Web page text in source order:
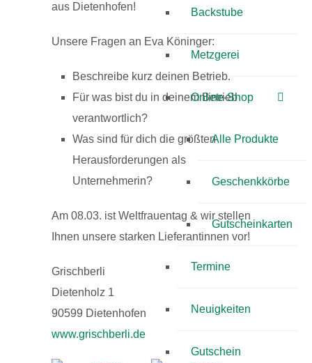
Backstube
Metzgerei
Online-Shop
Alle Produkte
Geschenkkörbe
Gutscheinkarten
Termine
Neuigkeiten
Gutschein
aus Dietenhofen!
Unsere Fragen an Eva Köninger:
Beschreibe kurz deinen Betrieb.
Für was bist du in deinem Betrieb
verantwortlich?
Was sind für dich die größten
Herausforderungen als
Unternehmerin?
Am 08.03. ist Weltfrauentag & wir stellen
Ihnen unsere starken Lieferantinnen vor!
Grischberli
Dietenholz 1
90599 Dietenhofen
www.grischberli.de